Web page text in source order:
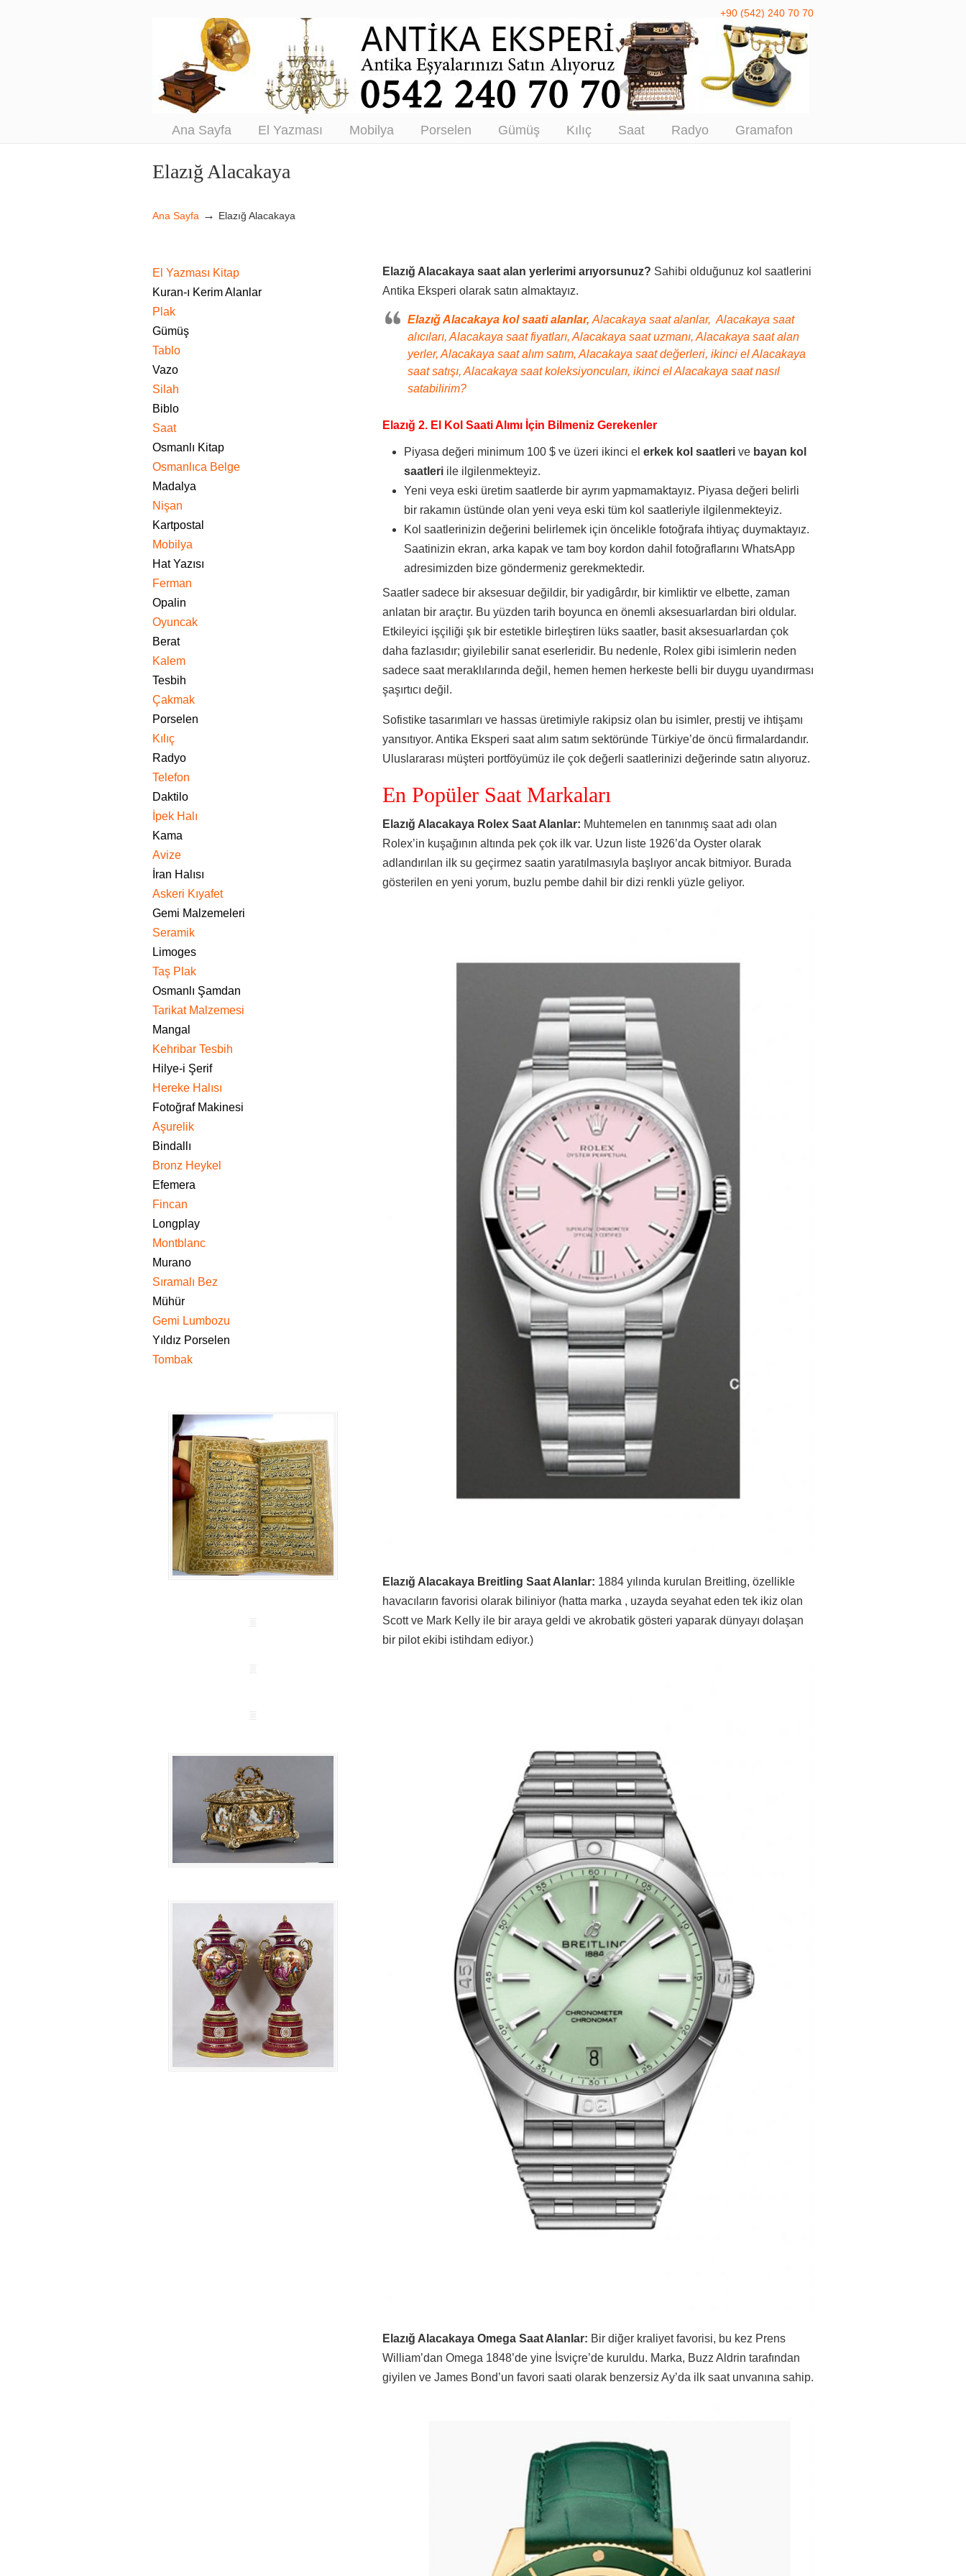
Antikacı – Antika Eşya Alanlar – Antika Alım
Satım
+90 (542) 240 70 70
Ana Sayfa El Yazması Mobilya Porselen Gümüş Kılıç Saat Radyo Gramafon
Navigation
Elazığ Alacakaya
Ana Sayfa → Elazığ Alacakaya
Elazığ Alacakaya saat alan yerlerimi arıyorsunuz? Sahibi olduğunuz kol saatlerini
Antika Eksperi olarak satın almaktayız.
Elazığ Alacakaya kol saati alanlar, Alacakaya saat alanlar, Alacakaya saat
alıcıları, Alacakaya saat fiyatları, Alacakaya saat uzmanı, Alacakaya saat alan
yerler, Alacakaya saat alım satım, Alacakaya saat değerleri, ikinci el Alacakaya
saat satışı, Alacakaya saat koleksiyoncuları, ikinci el Alacakaya saat nasıl
satabilirim?
Elazığ 2. El Kol Saati Alımı İçin Bilmeniz Gerekenler
Piyasa değeri minimum 100 $ ve üzeri ikinci el erkek kol saatleri ve bayan kol
saatleri ile ilgilenmekteyiz.
Yeni veya eski üretim saatlerde bir ayrım yapmamaktayız. Piyasa değeri belirli
bir rakamın üstünde olan yeni veya eski tüm kol saatleriyle ilgilenmekteyiz.
Kol saatlerinizin değerini belirlemek için öncelikle fotoğrafa ihtiyaç duymaktayız.
Saatinizin ekran, arka kapak ve tam boy kordon dahil fotoğraflarını WhatsApp
adresimizden bize göndermeniz gerekmektedir.
Saatler sadece bir aksesuar değildir, bir yadigârdır, bir kimliktir ve elbette, zaman
anlatan bir araçtır. Bu yüzden tarih boyunca en önemli aksesuarlardan biri oldular.
Etkileyici işçiliği şık bir estetikle birleştiren lüks saatler, basit aksesuarlardan çok
daha fazlasıdır; giyilebilir sanat eserleridir. Bu nedenle, Rolex gibi isimlerin neden
sadece saat meraklılarında değil, hemen hemen herkeste belli bir duygu uyandırması
şaşırtıcı değil.
Sofistike tasarımları ve hassas üretimiyle rakipsiz olan bu isimler, prestij ve ihtişamı
yansıtıyor. Antika Eksperi saat alım satım sektöründe Türkiye’de öncü firmalardandır.
Uluslararası müşteri portföyümüz ile çok değerli saatlerinizi değerinde satın alıyoruz.
En Popüler Saat Markaları
Elazığ Alacakaya Rolex Saat Alanlar: Muhtemelen en tanınmış saat adı olan
Rolex’in kuşağının altında pek çok ilk var. Uzun liste 1926’da Oyster olarak
adlandırılan ilk su geçirmez saatin yaratılmasıyla başlıyor ancak bitmiyor. Burada
gösterilen en yeni yorum, buzlu pembe dahil bir dizi renkli yüzle geliyor.
Elazığ Alacakaya Breitling Saat Alanlar: 1884 yılında kurulan Breitling, özellikle
havacıların favorisi olarak biliniyor (hatta marka , uzayda seyahat eden tek ikiz olan
Scott ve Mark Kelly ile bir araya geldi ve akrobatik gösteri yaparak dünyayı dolaşan
bir pilot ekibi istihdam ediyor.)
Elazığ Alacakaya Omega Saat Alanlar: Bir diğer kraliyet favorisi, bu kez Prens
William’dan Omega 1848’de yine İsviçre’de kuruldu. Marka, Buzz Aldrin tarafından
giyilen ve James Bond’un favori saati olarak benzersiz Ay’da ilk saat unvanına sahip.
El Yazması Kitap
Kuran-ı Kerim Alanlar
Plak
Gümüş
Tablo
Vazo
Silah
Biblo
Saat
Osmanlı Kitap
Osmanlıca Belge
Madalya
Nişan
Kartpostal
Mobilya
Hat Yazısı
Ferman
Opalin
Oyuncak
Berat
Kalem
Tesbih
Çakmak
Porselen
Kılıç
Radyo
Telefon
Daktilo
İpek Halı
Kama
Avize
İran Halısı
Askeri Kıyafet
Gemi Malzemeleri
Seramik
Limoges
Taş Plak
Osmanlı Şamdan
Tarikat Malzemesi
Mangal
Kehribar Tesbih
Hilye-i Şerif
Hereke Halısı
Fotoğraf Makinesi
Aşurelik
Bindallı
Bronz Heykel
Efemera
Fincan
Longplay
Montblanc
Murano
Sıramalı Bez
Mühür
Gemi Lumbozu
Yıldız Porselen
Tombak